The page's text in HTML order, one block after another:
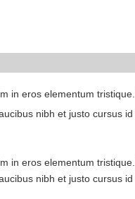
in eros elementum
nibh et justo cursus
in eros elementum
nibh et justo cursus